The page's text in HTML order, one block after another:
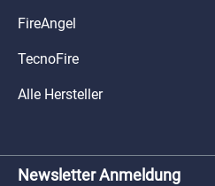
FireAngel
TecnoFire
Alle Hersteller
Newsletter Anmeldung